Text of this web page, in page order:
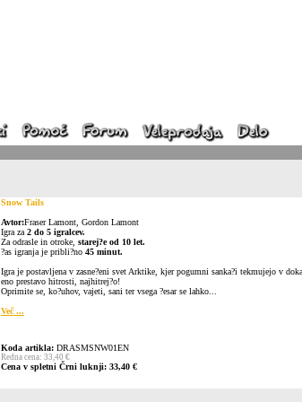
Snow Tails
Avtor:Fraser Lamont, Gordon Lamont
Igra za 2 do 5 igralcev.
Za odrasle in otroke, starej?e od 10 let.
?as igranja je pribli?no 45 minut.
Igra je postavljena v zasne?eni svet Arktike, kjer pogumni sanka?i tekmujejo v
eno prestavo hitrosti, najhitrej?o!
Oprimite se, ko?uhov, vajeti, sani ter vsega ?esar se lahko...
Več ...
Koda artikla: DRASMSNW01EN
Redna cena: 33,40 €
Cena v spletni Črni luknji: 33,40 €